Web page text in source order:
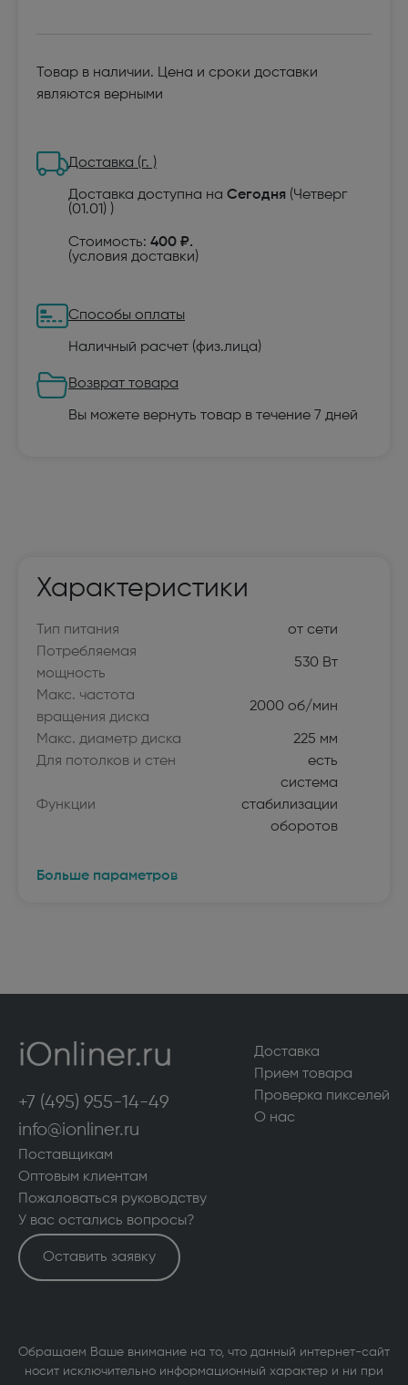
Товар в наличии. Цена и сроки доставки
являются верными
Доставка (г. )
Доставка доступна на Сегодня (Четверг
(01.01) )
Стоимость: 400 ₽.
(условия доставки)
Способы оплаты
Наличный расчет (физ.лица)
Возврат товара
Вы можете вернуть товар в течение 7 дней
Характеристики
Тип питания
от сети
Потребляемая
мощность
530 Вт
Макс. частота
вращения диска
2000 об/мин
Макс. диаметр диска
225 мм
Для потолков и стен
есть
Функции
система
стабилизации
оборотов
Больше параметров
+7 (495) 955-14-49
info@ionliner.ru
Доставка
Прием товара
Проверка пикселей
О нас
Поставщикам
Оптовым клиентам
Пожаловаться руководству
У вас остались вопросы?
Оставить заявку
Обращаем Ваше внимание на то, что данный интернет-сайт
носит исключительно информационный характер и ни при